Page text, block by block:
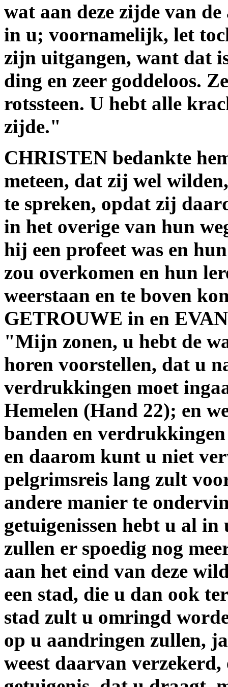
wat aan deze zijde van
in u; voornamelijk, let
zijn uitgangen, want dat
ding en zeer goddeloos.
rotssteen. U hebt alle
zijde."
CHRISTEN bedankte
meteen, dat zij wel
te spreken, opdat zij
in het overige van hun
hij een profeet was en
zou overkomen en hun
weerstaan en te boven
GETROUWE in en
"Mijn zonen, u hebt de
horen voorstellen, dat u
verdrukkingen moet
Hemelen (Hand 22); en
banden en
en daarom kunt u niet
pelgrimsreis lang zult
andere manier te
getuigenissen hebt u al
zullen er spoedig nog
aan het eind van deze
een stad, die u dan ook
stad zult u omringd
op u aandringen zullen,
weest daarvan